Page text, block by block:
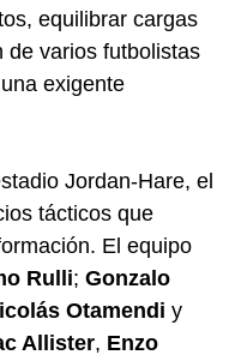
equilibrar cargas
de varios futbolistas
exigente
Jordan-Hare, el
tácticos que
El equipo
Rulli; Gonzalo
Otamendi y
Allister, Enzo